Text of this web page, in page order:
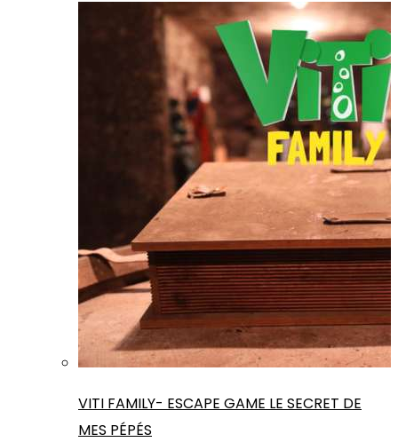
VITI FAMILY- ESCAPE GAME LE SECRET DE
MES PÉPÉS